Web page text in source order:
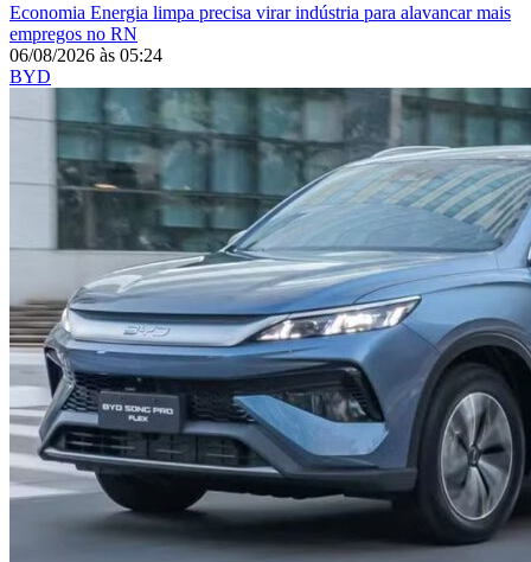
Economia Energia limpa precisa virar indústria para alavancar mais
empregos no RN
06/08/2026 às 05:24
BYD